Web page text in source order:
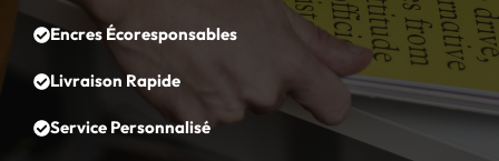
Encres Écoresponsables
Livraison Rapide
Service Personnalisé